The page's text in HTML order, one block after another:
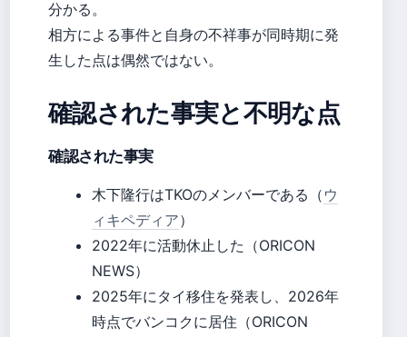
分かる。
相方による事件と自身の不祥事が同時期に発
生した点は偶然ではない。
確認された事実と不明な点
確認された事実
木下隆行はTKOのメンバーである（ ウ
ィキペディア）
2022年に活動休止した（ORICON
NEWS）
2025年にタイ移住を発表し、2026年
時点でバンコクに居住（ORICON